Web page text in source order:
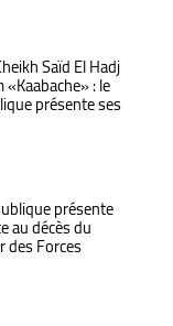
Saïd El Hadj
: le
présente ses
présente
au décès du
des Forces